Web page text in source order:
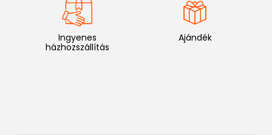
Ingyenes
házhozszállítás
Ajándék